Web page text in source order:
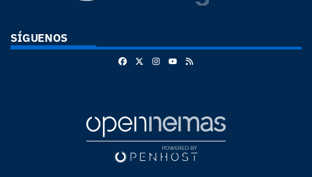
SÍGUENOS
FacebookInstagram